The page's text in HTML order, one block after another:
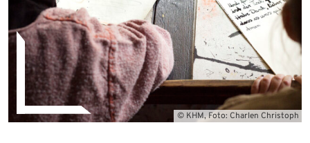
© KHM, Foto: Charlen Christoph